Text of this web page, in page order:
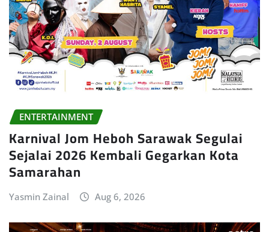
ENTERTAINMENT
Karnival Jom Heboh Sarawak Segulai
Sejalai 2026 Kembali Gegarkan Kota
Samarahan
Yasmin Zainal Aug 6, 2026